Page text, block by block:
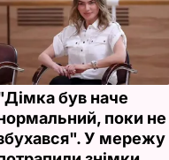
був наче
поки не
У мережу